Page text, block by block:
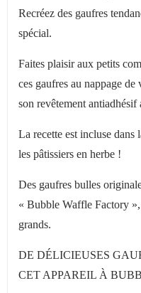
Recréez des gaufres
spécial.
Faites plaisir aux petits
ces gaufres au nappage
son revêtement antiadhésif
La recette est incluse
les pâtissiers en herbe !
Des gaufres bulles
« Bubble Waffle Factory
grands.
DE DÉLICIEUSES
CET APPAREIL À